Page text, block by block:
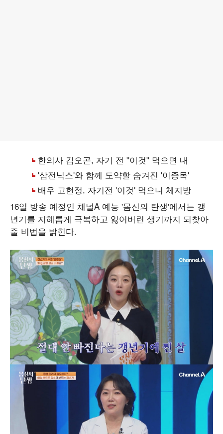
16일 방송 예정인 채널A 예능 '몸신의 탄생'에서는 갱
년기를 지혜롭게 극복하고 잃어버린 생기까지 되찾아
줄 비법을 밝힌다.